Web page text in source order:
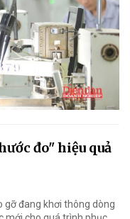
đo" hiệu quả
gỡ đang khơi thông dòng